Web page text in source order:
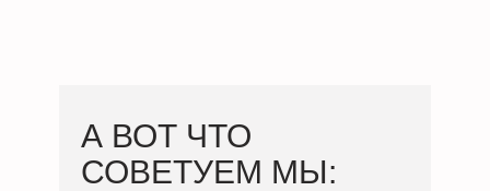
А ВОТ ЧТО
СОВЕТУЕМ МЫ: